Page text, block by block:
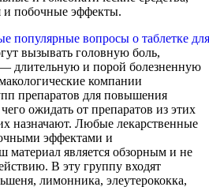
и побочные эффекты.
вызывать головную боль,
длительную и порой болезненную
компании
препаратов для повышения
ожидать от препаратов из этих
назначают. Любые лекарственные
эффектами и
материал является обзорным и не
В эту группу входят
лимонника, элеутерококка,